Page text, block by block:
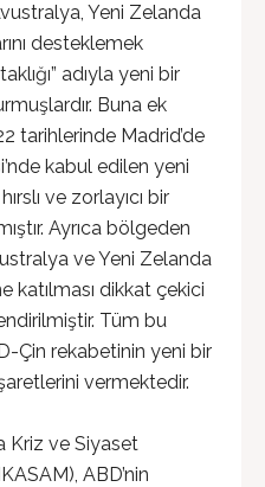
Yeni Zelanda
desteklemek
adıyla yeni bir
Buna ek
tarihlerinde Madrid’de
kabul edilen yeni
ve zorlayıcı bir
Ayrıca bölgeden
ve Yeni Zelanda
katılması dikkat çekici
Tüm bu
Çin rekabetinin yeni bir
vermektedir.
Kriz ve Siyaset
ABD’nin